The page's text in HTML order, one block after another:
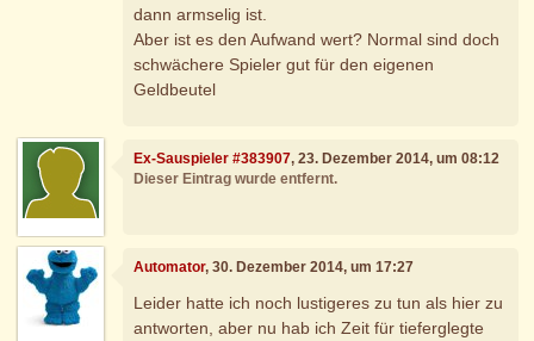
dann armselig ist.
Aber ist es den Aufwand wert? Normal sind doch
schwächere Spieler gut für den eigenen
Geldbeutel
Ex-Sauspieler #383907, 23. Dezember 2014, um 08:12
Dieser Eintrag wurde entfernt.
Automator, 30. Dezember 2014, um 17:27
Leider hatte ich noch lustigeres zu tun als hier zu
antworten, aber nu hab ich Zeit für tieferglegte